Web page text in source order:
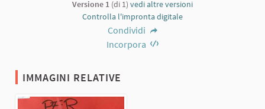
Versione 1 (di 1) vedi altre versioni
Controlla l'impronta digitale
Condividi
Incorpora
IMMAGINI RELATIVE